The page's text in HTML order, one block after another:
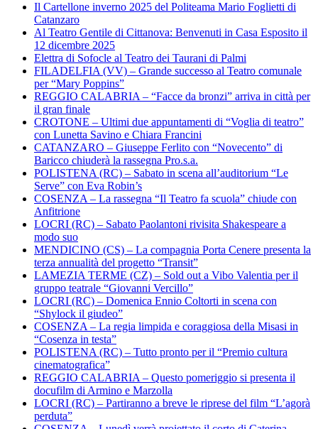
Il Cartellone inverno 2025 del Politeama Mario Foglietti di
Catanzaro
Al Teatro Gentile di Cittanova: Benvenuti in Casa Esposito il
12 dicembre 2025
Elettra di Sofocle al Teatro dei Taurani di Palmi
FILADELFIA (VV) – Grande successo al Teatro comunale
per “Mary Poppins”
REGGIO CALABRIA – “Facce da bronzi” arriva in città per
il gran finale
CROTONE – Ultimi due appuntamenti di “Voglia di teatro”
con Lunetta Savino e Chiara Francini
CATANZARO – Giuseppe Ferlito con “Novecento” di
Baricco chiuderà la rassegna Pro.s.a.
POLISTENA (RC) – Sabato in scena all’auditorium “Le
Serve” con Eva Robin’s
COSENZA – La rassegna “Il Teatro fa scuola” chiude con
Anfitrione
LOCRI (RC) – Sabato Paolantoni rivisita Shakespeare a
modo suo
MENDICINO (CS) – La compagnia Porta Cenere presenta la
terza annualità del progetto “Transit”
LAMEZIA TERME (CZ) – Sold out a Vibo Valentia per il
gruppo teatrale “Giovanni Vercillo”
LOCRI (RC) – Domenica Ennio Coltorti in scena con
“Shylock il giudeo”
COSENZA – La regia limpida e coraggiosa della Misasi in
“Cosenza in testa”
POLISTENA (RC) – Tutto pronto per il “Premio cultura
cinematografica”
REGGIO CALABRIA – Questo pomeriggio si presenta il
docufilm di Armino e Marzolla
LOCRI (RC) – Partiranno a breve le riprese del film “L’agorà
perduta”